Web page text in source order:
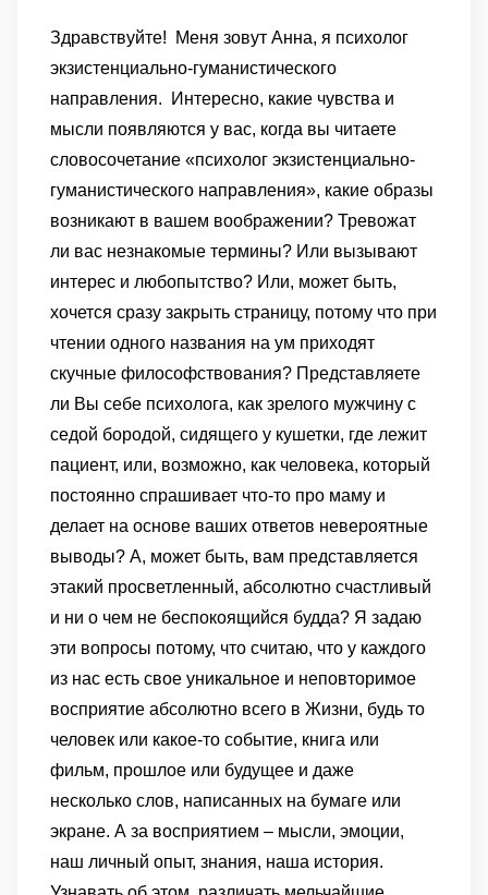
Здравствуйте!
Меня зовут Анна, я психолог
экзистенциально-гуманистического
направления.
Интересно, какие чувства и
мысли появляются у вас, когда вы читаете
словосочетание «психолог экзистенциально-
гуманистического направления», какие образы
возникают в вашем воображении? Тревожат
ли вас незнакомые термины? Или вызывают
интерес и любопытство? Или, может быть,
хочется сразу закрыть страницу, потому что при
чтении одного названия на ум приходят
скучные философствования? Представляете
ли Вы себе психолога, как зрелого мужчину с
седой бородой, сидящего у кушетки, где лежит
пациент, или, возможно, как человека, который
постоянно спрашивает что-то про маму и
делает на основе ваших ответов невероятные
выводы? А, может быть, вам представляется
этакий просветленный, абсолютно счастливый
и ни о чем не беспокоящийся будда? Я задаю
эти вопросы потому, что считаю, что у каждого
из нас есть свое уникальное и неповторимое
восприятие абсолютно всего в Жизни, будь то
человек или какое-то событие, книга или
фильм, прошлое или будущее и даже
несколько слов, написанных на бумаге или
экране. А за восприятием – мысли, эмоции,
наш личный опыт, знания, наша история.